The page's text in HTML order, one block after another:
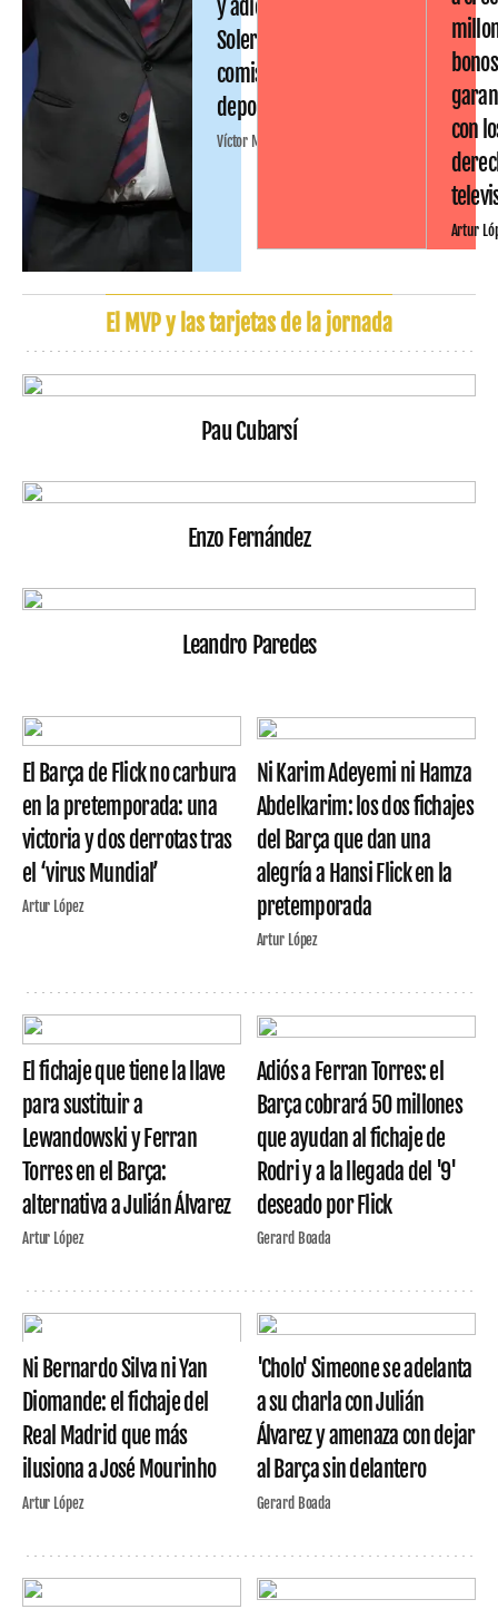
y adiós a Joan
Soler en la
comisión
deportiva
Víctor Malo
bonos
con
Artur
El MVP y las tarjetas de la jornada
Pau Cubarsí
Enzo Fernández
Leandro Paredes
El Barça de Flick no carbura
en la pretemporada: una
victoria y dos derrotas tras
el ‘virus Mundial’
Artur López
Ni Karim Adeyemi ni Hamza
Abdelkarim: los dos fichajes
del Barça que dan una
alegría a Hansi Flick en la
pretemporada
Artur López
El fichaje que tiene la llave
para sustituir a
Lewandowski y Ferran
Torres en el Barça:
alternativa a Julián Álvarez
Artur López
Adiós a Ferran Torres: el
Barça cobrará 50 millones
que ayudan al fichaje de
Rodri y a la llegada del '9'
deseado por Flick
Gerard Boada
Ni Bernardo Silva ni Yan
Diomande: el fichaje del
Real Madrid que más
ilusiona a José Mourinho
Artur López
'Cholo' Simeone se adelanta
a su charla con Julián
Álvarez y amenaza con dejar
al Barça sin delantero
Gerard Boada